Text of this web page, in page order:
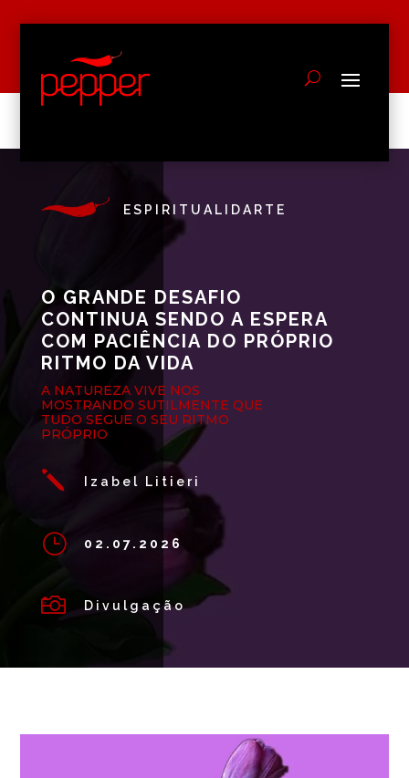
ESPIRITUALIDARTE
O GRANDE DESAFIO
CONTINUA SENDO A ESPERA
COM PACIÊNCIA DO PRÓPRIO
RITMO DA VIDA
A NATUREZA VIVE NOS
MOSTRANDO SUTILMENTE QUE
TUDO SEGUE O SEU RITMO
PRÓPRIO
j Izabel Litieri
} 02.07.2026
 Divulgação